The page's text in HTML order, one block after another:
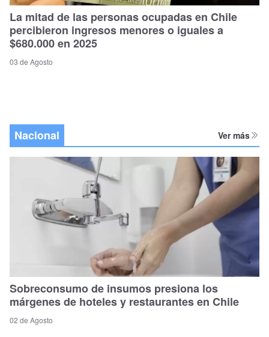
La mitad de las personas ocupadas en Chile
percibieron ingresos menores o iguales a
$680.000 en 2025
03 de Agosto
Nacional Ver más
Sobreconsumo de insumos presiona los
márgenes de hoteles y restaurantes en Chile
02 de Agosto